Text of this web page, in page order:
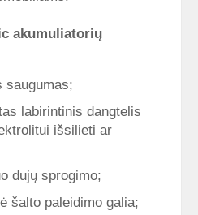
akumuliatorių
saugumas;
labirintinis dangtelis
išsilieti ar
dujų sprogimo;
šalto paleidimo galia;